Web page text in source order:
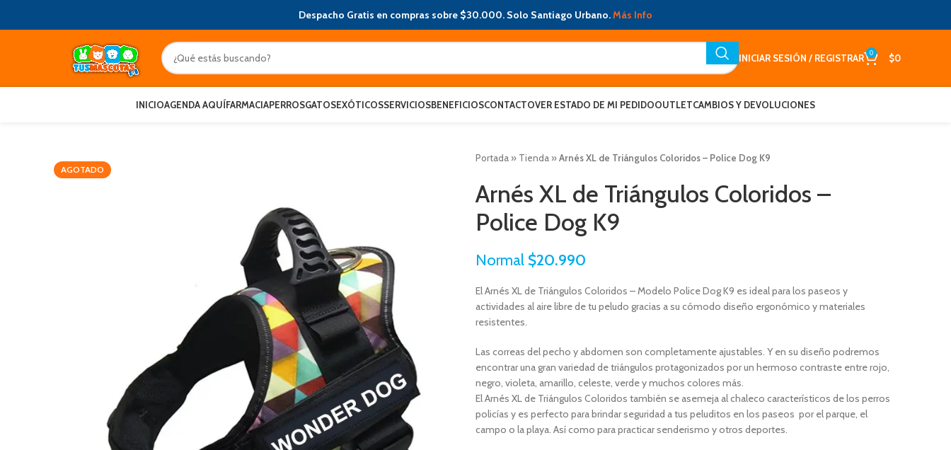
Despacho Gratis en compras sobre $30.000. Solo Santiago Urbano.Más Info
INICIAR SESIÓN / REGISTRAR 0 $0
INICIOAGENDA AQUÍFARMACIAPERROSGATOSEXÓTICOSSERVICIOSBENEFICIOSCONTACTOVER ESTADO DE MI PEDIDOOUTLETCAMBIOS Y DEVOLUCIONES
AGOTADO
Portada » Tienda »Arnés XL de Triángulos Coloridos – Police Dog K9
Arnés XL de Triángulos Coloridos –
Police Dog K9
Normal $20.990
El Arnés XL de Triángulos Coloridos – Modelo Police Dog K9 es ideal para los paseos y
actividades al aire libre de tu peludo gracias a su cómodo diseño ergonómico y materiales
resistentes.
Las correas del pecho y abdomen son completamente ajustables. Y en su diseño podremos
encontrar una gran variedad de triángulos protagonizados por un hermoso contraste entre rojo,
negro, violeta, amarillo, celeste, verde y muchos colores más.
El Arnés XL de Triángulos Coloridos también se asemeja al chaleco característicos de los perros
policías y es perfecto para brindar seguridad a tus peluditos en los paseos por el parque, el
campo o la playa. Así como para practicar senderismo y otros deportes.